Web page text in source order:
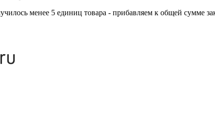
менее 5 единиц товара - прибавляем к общей сумме